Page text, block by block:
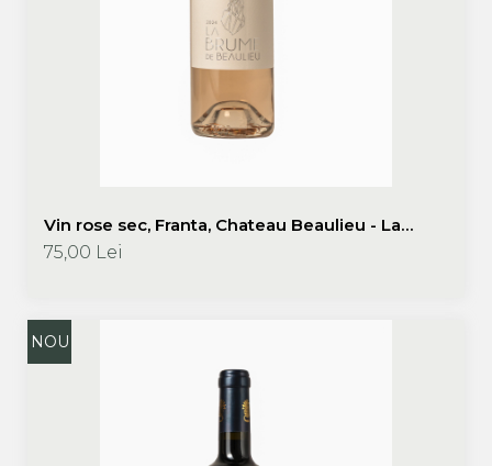
Vin rose sec, Franta, Chateau Beaulieu - La
Brume de Beaulieu 2024,Cotes de Bourg,
Chateau Beaulieu
75,00 Lei
NOU